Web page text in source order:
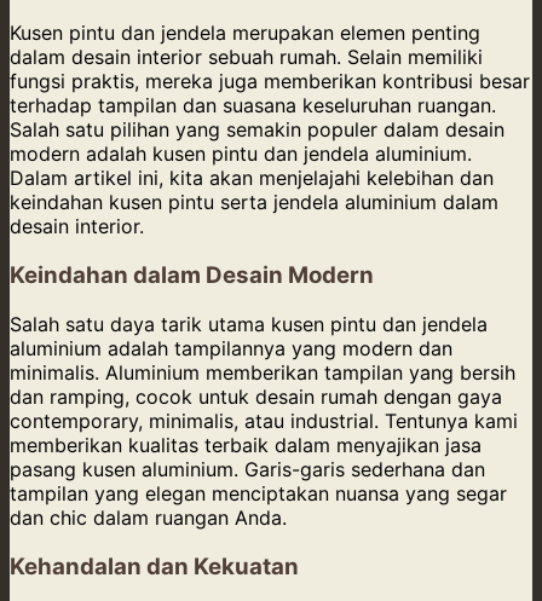
Kusen pintu dan jendela merupakan elemen penting
dalam desain interior sebuah rumah. Selain memiliki
fungsi praktis, mereka juga memberikan kontribusi besar
terhadap tampilan dan suasana keseluruhan ruangan.
Salah satu pilihan yang semakin populer dalam desain
modern adalah kusen pintu dan jendela aluminium.
Dalam artikel ini, kita akan menjelajahi kelebihan dan
keindahan kusen pintu serta jendela aluminium dalam
desain interior.
Keindahan dalam Desain Modern
Salah satu daya tarik utama kusen pintu dan jendela
aluminium adalah tampilannya yang modern dan
minimalis. Aluminium memberikan tampilan yang bersih
dan ramping, cocok untuk desain rumah dengan gaya
contemporary, minimalis, atau industrial. Tentunya kami
memberikan kualitas terbaik dalam menyajikan jasa
pasang kusen aluminium. Garis-garis sederhana dan
tampilan yang elegan menciptakan nuansa yang segar
dan chic dalam ruangan Anda.
Kehandalan dan Kekuatan